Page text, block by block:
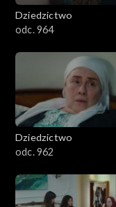
Dziedzictwo
odc. 964
Dziedzictwo
odc. 962